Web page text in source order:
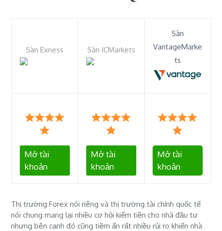
Sàn Exness Sàn ICMarkets
Sàn
VantageMarke
ts
Mở tài
khoản
Mở tài
khoản
Mở tài
khoản
Thị trường Forex nói riêng và thị trường tài chính quốc tế
nói chung mang lại nhiều cơ hội kiếm tiền cho nhà đầu tư
nhưng bên cạnh đó cũng tiềm ẩn rất nhiều rủi ro khiến nhà